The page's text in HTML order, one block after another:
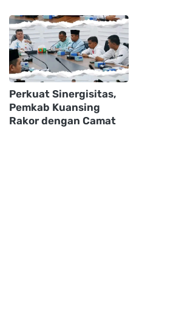
Perkuat Sinergisitas,
Pemkab Kuansing
Rakor dengan Camat